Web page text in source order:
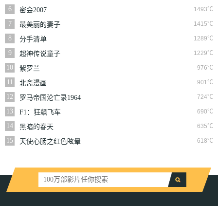
6
1493℃
密会2007
7
1415℃
最美丽的妻子
8
1289℃
分手清单
9
1229℃
超神传说童子
10
976℃
紫罗兰
11
901℃
北斋漫画
12
724℃
罗马帝国沦亡录1964
13
690℃
F1：狂飙飞车
14
635℃
黑暗的春天
15
618℃
天使心肠之红色眩晕